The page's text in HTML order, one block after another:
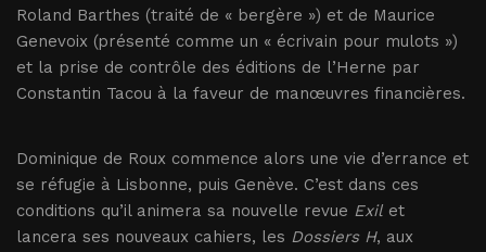
Roland Barthes (traité de « bergère ») et de Maurice
Genevoix (présenté comme un « écrivain pour mulots »)
et la prise de contrôle des éditions de l’Herne par
Constantin Tacou à la faveur de manœuvres financières.
Dominique de Roux commence alors une vie d’errance et
se réfugie à Lisbonne, puis Genève. C’est dans ces
conditions qu’il animera sa nouvelle revue Exil et
lancera ses nouveaux cahiers, les Dossiers H, aux